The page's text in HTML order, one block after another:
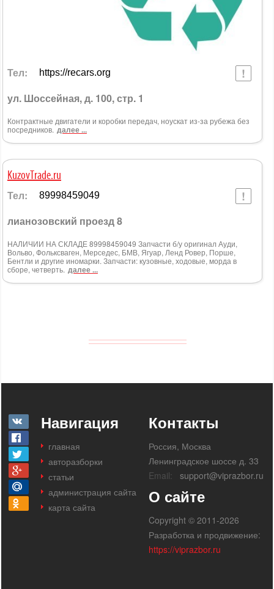
Тел: https://recars.org
ул. Шоссейная, д. 100, стр. 1
Контрактные двигатели и коробки передач, ноускат из-за рубежа без
посредников. далее ...
KuzovTrade.ru
Тел: 89998459049
лианозовский проезд 8
НАЛИЧИИ НА СКЛАДЕ 89998459049 Запчасти б/у оригинал Ауди,
Вольво, Фольксваген, Мерседес, БМВ, Ягуар, Ленд Ровер, Порше,
Бентли и другие иномарки. Запчасти: кузовные, ходовые, морда в
сборе, четверть. далее ...
Навигация
главная
авторазборки
статьи
администрация сайта
карта сайта
Контакты
Россия, Москва
Ленинградское шоссе д. 33
Email:
support@viprazbor.ru
О сайте
Copyright © 2011-2026
Разработка и продвижение:
https://viprazbor.ru